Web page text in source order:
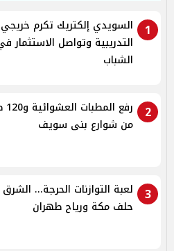
1
السويدي إلكتريك تكرم خريجي
التدريبية وتواصل الاستثمار
الشباب
2
من شوارع بنى سويف
3
لعبة التوازنات الحرجة...
حلف مكة ورياح طهران